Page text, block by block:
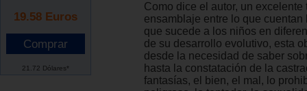
19.58 Euros
21.72 Dólares*
Como dice el autor, un excelente
ensamblaje entre lo que cuentan
que sucede a los niños en
de su desarrollo evolutivo, esta
desde la necesidad de saber
hasta la constatación de la
fantasías, el bien, el mal, lo